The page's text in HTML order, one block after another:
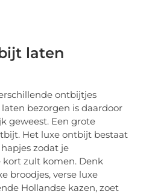
laten
ontbijtjes
bezorgen is daardoor
geweest. Een grote
Het luxe ontbijt bestaat
zodat je
zult komen. Denk
broodjes, verse luxe
Hollandse kazen, zoet